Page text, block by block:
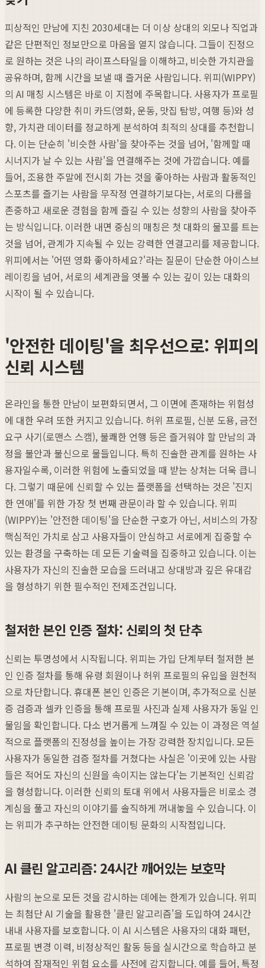
피상적인 만남에 지친 2030세대는 더 이상 상대의 외모나 직업과
같은 단편적인 정보만으로 마음을 열지 않습니다. 그들이 진정으
로 원하는 것은 나의 라이프스타일을 이해하고, 비슷한 가치관을
공유하며, 함께 시간을 보낼 때 즐거운 사람입니다. 위피(WIPPY)
의 AI 매칭 시스템은 바로 이 지점에 주목합니다. 사용자가 프로필
에 등록한 다양한 취미 카드(영화, 운동, 맛집 탐방, 여행 등)와 성
향, 가치관 데이터를 정교하게 분석하여 최적의 상대를 추천합니
다. 이는 단순히 '비슷한 사람'을 찾아주는 것을 넘어, '함께할 때
시너지가 날 수 있는 사람'을 연결해주는 것에 가깝습니다. 예를
들어, 조용한 주말에 전시회 가는 것을 좋아하는 사람과 활동적인
스포츠를 즐기는 사람을 무작정 연결하기보다는, 서로의 다름을
존중하고 새로운 경험을 함께 즐길 수 있는 성향의 사람을 찾아주
는 방식입니다. 이러한 내면 중심의 매칭은 첫 대화의 물꼬를 트는
것을 넘어, 관계가 지속될 수 있는 강력한 연결고리를 제공합니다.
위피에서는 '어떤 영화 좋아하세요?'라는 질문이 단순한 아이스브
레이킹을 넘어, 서로의 세계관을 엿볼 수 있는 깊이 있는 대화의
시작이 될 수 있습니다.
'안전한 데이팅'을 최우선으로: 위피의
신뢰 시스템
온라인을 통한 만남이 보편화되면서, 그 이면에 존재하는 위험성
에 대한 우려 또한 커지고 있습니다. 허위 프로필, 신분 도용, 금전
요구 사기(로맨스 스캠), 불쾌한 언행 등은 즐거워야 할 만남의 과
정을 불안과 불신으로 물들입니다. 특히 진솔한 관계를 원하는 사
용자일수록, 이러한 위험에 노출되었을 때 받는 상처는 더욱 큽니
다. 그렇기 때문에 신뢰할 수 있는 플랫폼을 선택하는 것은 '진지
한 연애'를 위한 가장 첫 번째 관문이라 할 수 있습니다. 위피
(WIPPY)는 '안전한 데이팅'을 단순한 구호가 아닌, 서비스의 가장
핵심적인 가치로 삼고 사용자들이 안심하고 서로에게 집중할 수
있는 환경을 구축하는 데 모든 기술력을 집중하고 있습니다. 이는
사용자가 자신의 진솔한 모습을 드러내고 상대방과 깊은 유대감
을 형성하기 위한 필수적인 전제조건입니다.
철저한 본인 인증 절차: 신뢰의 첫 단추
신뢰는 투명성에서 시작됩니다. 위피는 가입 단계부터 철저한 본
인 인증 절차를 통해 유령 회원이나 허위 프로필의 유입을 원천적
으로 차단합니다. 휴대폰 본인 인증은 기본이며, 추가적으로 신분
증 검증과 셀카 인증을 통해 프로필 사진과 실제 사용자가 동일 인
물임을 확인합니다. 다소 번거롭게 느껴질 수 있는 이 과정은 역설
적으로 플랫폼의 진정성을 높이는 가장 강력한 장치입니다. 모든
사용자가 동일한 검증 절차를 거쳤다는 사실은 '이곳에 있는 사람
들은 적어도 자신의 신원을 속이지는 않는다'는 기본적인 신뢰감
을 형성합니다. 이러한 신뢰의 토대 위에서 사용자들은 비로소 경
계심을 풀고 자신의 이야기를 솔직하게 꺼내놓을 수 있습니다. 이
는 위피가 추구하는 안전한 데이팅 문화의 시작점입니다.
AI 클린 알고리즘: 24시간 깨어있는 보호막
사람의 눈으로 모든 것을 감시하는 데에는 한계가 있습니다. 위피
는 최첨단 AI 기술을 활용한 '클린 알고리즘'을 도입하여 24시간
내내 사용자를 보호합니다. 이 AI 시스템은 사용자의 대화 패턴,
프로필 변경 이력, 비정상적인 활동 등을 실시간으로 학습하고 분
석하여 잠재적인 위험 요소를 사전에 감지합니다. 예를 들어, 특정